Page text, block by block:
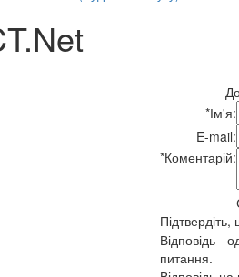
*Ім'я:
E-mail:
*Коментарій:
Відповідь -
питання.